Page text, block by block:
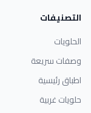
التصنيفات
الحلويات
وصفات سريعة
اطباق رئيسية
حلويات غربية